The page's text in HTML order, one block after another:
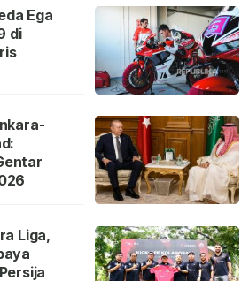
Ega
di
Liga,